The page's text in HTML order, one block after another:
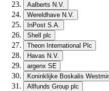
Aalberts N.V.
Wereldhave N.V.
InPost S.A.
Shell plc
Theon International Plc
Havas N.V.
argenx SE
Koninklijke Boskalis
Allfunds Group plc